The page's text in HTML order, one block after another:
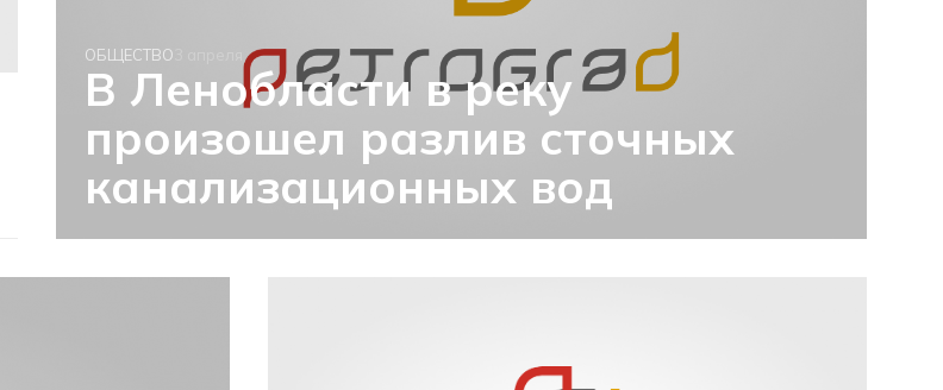
ОБЩЕСТВО
В Ленобласти в реку
произошел разлив сточных
канализационных вод